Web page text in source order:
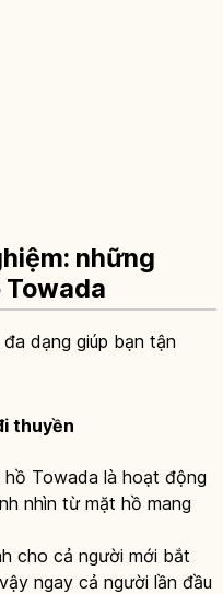
những
Towada
dạng giúp bạn tận
thuyền
hồ Towada là hoạt động
nhìn từ mặt hồ mang
cho cả người mới bắt
ngay cả người lần đầu